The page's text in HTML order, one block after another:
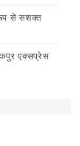
रूप से सशक्त
एक्सप्रेस